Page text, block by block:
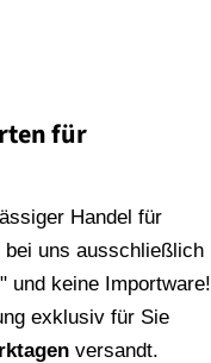
für
Handel für
bei uns ausschließlich
und keine Importware!
exklusiv für Sie
versandt.